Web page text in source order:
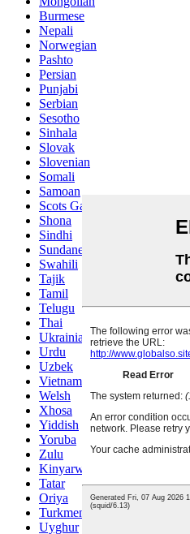
Burmese
Nepali
Norwegian
Pashto
Persian
Punjabi
Serbian
Sesotho
Sinhala
Slovak
Slovenian
Somali
Samoan
Scots Gaelic
Shona
Sindhi
Sundanese
Swahili
Tajik
Tamil
Telugu
Thai
Ukrainian
Urdu
Uzbek
Vietnamese
Welsh
Xhosa
Yiddish
Yoruba
Zulu
Kinyarwanda
Tatar
Oriya
Turkmen
Uyghur